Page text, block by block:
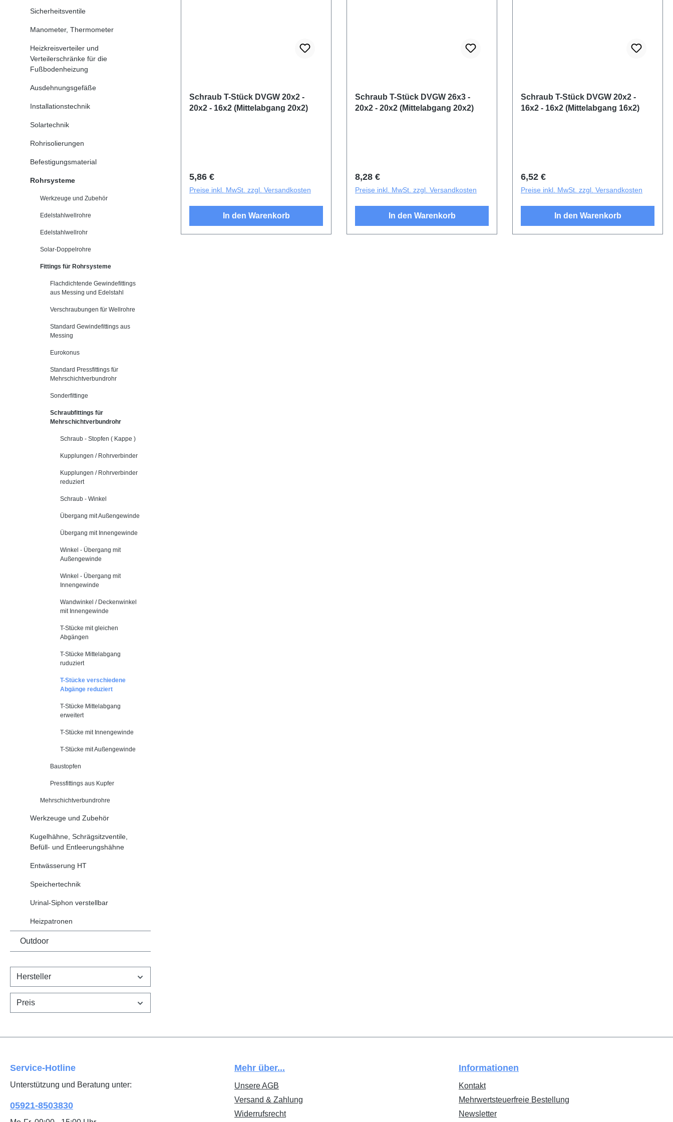
Sicherheitsventile
Manometer, Thermometer
Heizkreisverteiler und
Verteilerschränke für die
Fußbodenheizung
Ausdehnungsgefäße
Installationstechnik
Solartechnik
Rohrisolierungen
Befestigungsmaterial
Rohrsysteme
Werkzeuge und Zubehör
Edelstahlwellrohre
Edelstahlwellrohr
Solar-Doppelrohre
Fittings für Rohrsysteme
Flachdichtende Gewindefittings
aus Messing und Edelstahl
Verschraubungen für Wellrohre
Standard Gewindefittings aus
Messing
Eurokonus
Standard Pressfittings für
Mehrschichtverbundrohr
Sonderfittinge
Schraubfittings für
Mehrschichtverbundrohr
Schraub - Stopfen ( Kappe )
Kupplungen / Rohrverbinder
Kupplungen / Rohrverbinder
reduziert
Schraub - Winkel
Übergang mit Außengewinde
Übergang mit Innengewinde
Winkel - Übergang mit
Außengewinde
Winkel - Übergang mit
Innengewinde
Wandwinkel / Deckenwinkel
mit Innengewinde
T-Stücke mit gleichen
Abgängen
T-Stücke Mittelabgang
ruduziert
T-Stücke verschiedene
Abgänge reduziert
T-Stücke Mittelabgang
erweitert
T-Stücke mit Innengewinde
T-Stücke mit Außengewinde
Baustopfen
Pressfittings aus Kupfer
Mehrschichtverbundrohre
Werkzeuge und Zubehör
Kugelhähne, Schrägsitzventile,
Befüll- und Entleerungshähne
Entwässerung HT
Speichertechnik
Urinal-Siphon verstellbar
Heizpatronen
Outdoor
Hersteller
Preis
Schraub T-Stück DVGW 20x2 -
20x2 - 16x2 (Mittelabgang 20x2)
Regulärer Preis:
5,86 €
Preise inkl. MwSt. zzgl. Versandkosten
In den Warenkorb
Schraub T-Stück DVGW 26x3 -
20x2 - 20x2 (Mittelabgang 20x2)
Regulärer Preis:
8,28 €
Preise inkl. MwSt. zzgl. Versandkosten
In den Warenkorb
Schraub T-Stück DVGW 20x2 -
16x2 - 16x2 (Mittelabgang 16x2)
Regulärer Preis:
6,52 €
Preise inkl. MwSt. zzgl. Versandkosten
In den Warenkorb
Service-Hotline
Unterstützung und Beratung unter:
05921-8503830
Mehr über...
Unsere AGB
Versand & Zahlung
Widerrufsrecht
Informationen
Kontakt
Mehrwertsteuerfreie Bestellung
Newsletter